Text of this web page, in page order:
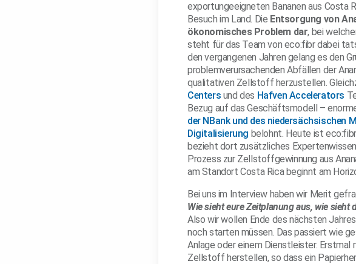
exportungeeigneten Bananen aus Costa
Besuch im Land. Die Entsorgung von
ökonomisches Problem dar, bei
steht für das Team von eco:fibr dabei
den vergangenen Jahren gelang es den
problemverursachenden Abfällen der
qualitativen Zellstoff herzustellen.
Centers und des Hafven Accelerators
Bezug auf das Geschäftsmodell –
der NBank und des
Digitalisierung belohnt. Heute ist
bezieht dort zusätzliches
Prozess zur Zellstoffgewinnung aus
am Standort Costa Rica beginnt am
Bei uns im Interview haben wir Merit
Wie sieht eure Zeitplanung aus, wie sieht
Also wir wollen Ende des nächsten
noch starten müssen. Das passiert wie
Anlage oder einem Dienstleister. Erstmal
Zellstoff herstellen, so dass ein